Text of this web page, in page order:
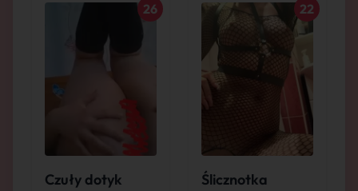
Czuły dotyk
26
Ślicznotka
22